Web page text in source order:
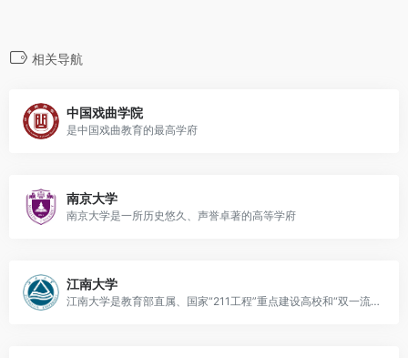
相关导航
中国戏曲学院
是中国戏曲教育的最高学府
南京大学
南京大学是一所历史悠久、声誉卓著的高等学府
江南大学
江南大学是教育部直属、国家“211工程”重点建设高校和“双一流”建设高校